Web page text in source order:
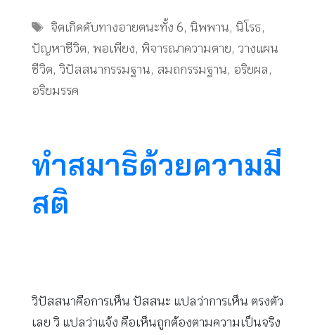
Tags
จิตเกิดดับทางอายตนะทั้ง 6, นิพพาน, นิโรธ,
ปัญหาชีวิต, พอเพียง, พิจารณาความตาย, วางแผน
ชีวิต, วิปัสสนากรรมฐาน, สมถกรรมฐาน, อริยผล,
อริยมรรค
ทำสมาธิด้วยความมี
สติ
วิปัสสนาคือการเห็น ปัสสนะ แปลว่าการเห็น ตรงตัว
เลย วิ แปลว่าแจ้ง คือเห็นถูกต้องตามความเป็นจริง